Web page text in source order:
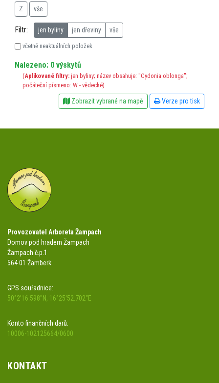
Z vše
Filtr: jen byliny jen dřeviny vše
včetně neaktuálních položek
Nalezeno: 0 výskytů
(Aplikované filtry: jen byliny; název obsahuje: "Cydonia oblonga";
počáteční písmeno: W - vědecké)
Zobrazit vybrané na mapě Verze pro tisk
Provozovatel Arboreta Žampach
Domov pod hradem Žampach
Žampach č.p.1
564 01 Žamberk
GPS souřadnice:
50°2'16.598"N, 16°25'52.702"E
Konto finančních darů:
10006-102125664/0600
KONTAKT